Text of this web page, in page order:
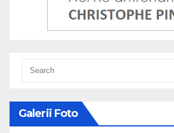
Galerii Foto